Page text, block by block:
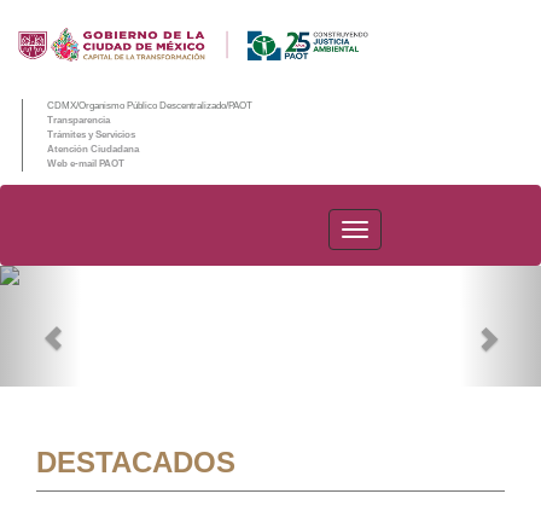
CDMX/Organismo Público Descentralizado/PAOT
Transparencia
Trámites y Servicios
Atención Ciudadana
Web e-mail PAOT
PAOT
DESTACADOS